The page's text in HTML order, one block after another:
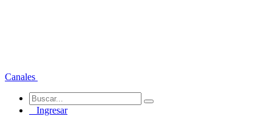
Canales
Ingresar